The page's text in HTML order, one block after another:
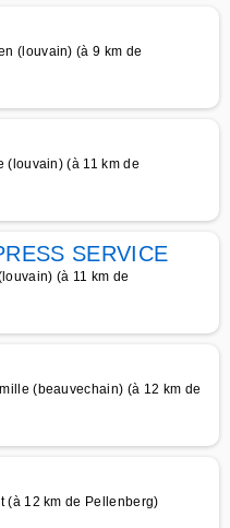
(louvain) (à 9 km de
(louvain) (à 11 km de
SERVICE
(à 11 km de
(beauvechain) (à 12 km de
(à 12 km de Pellenberg)